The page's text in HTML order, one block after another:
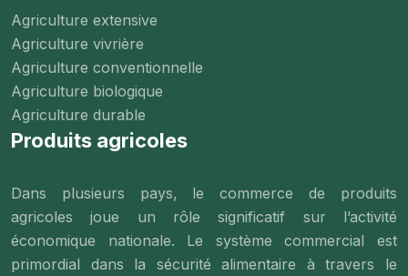
Agriculture extensive
Agriculture vivrière
Agriculture conventionnelle
Agriculture biologique
Agriculture durable
Produits agricoles
Dans plusieurs pays, le commerce de produits
agricoles joue un rôle significatif sur l’activité
économique nationale. Le système commercial est
primordial dans la sécurité alimentaire à travers le